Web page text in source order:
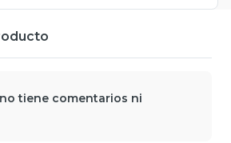
tiene comentarios ni